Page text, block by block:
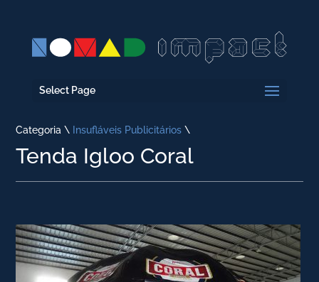
Select Page
Categoria \ Insufláveis Publicitários \
Tenda Igloo Coral